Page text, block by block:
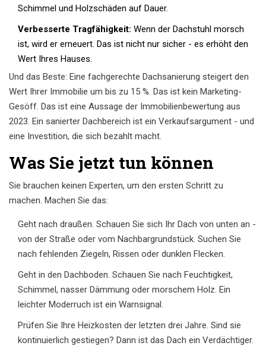
Schimmel und Holzschäden auf Dauer.
Verbesserte Tragfähigkeit: Wenn der Dachstuhl morsch
ist, wird er erneuert. Das ist nicht nur sicher - es erhöht den
Wert Ihres Hauses.
Und das Beste: Eine fachgerechte Dachsanierung steigert den
Wert Ihrer Immobilie um bis zu 15 %. Das ist kein Marketing-
Gesöff. Das ist eine Aussage der Immobilienbewertung aus
2023. Ein sanierter Dachbereich ist ein Verkaufsargument - und
eine Investition, die sich bezahlt macht.
Was Sie jetzt tun können
Sie brauchen keinen Experten, um den ersten Schritt zu
machen. Machen Sie das:
Geht nach draußen. Schauen Sie sich Ihr Dach von unten an -
von der Straße oder vom Nachbargrundstück. Suchen Sie
nach fehlenden Ziegeln, Rissen oder dunklen Flecken.
Geht in den Dachboden. Schauen Sie nach Feuchtigkeit,
Schimmel, nasser Dämmung oder morschem Holz. Ein
leichter Moderruch ist ein Warnsignal.
Prüfen Sie Ihre Heizkosten der letzten drei Jahre. Sind sie
kontinuierlich gestiegen? Dann ist das Dach ein Verdächtiger.